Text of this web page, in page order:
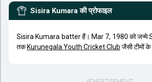
Sisira Kumara की प्रोफाइल
Sisira Kumara batter हैं। Mar 7, 1980 को जन्मे
तक Kurunegala Youth Cricket Club जैसी टीमों